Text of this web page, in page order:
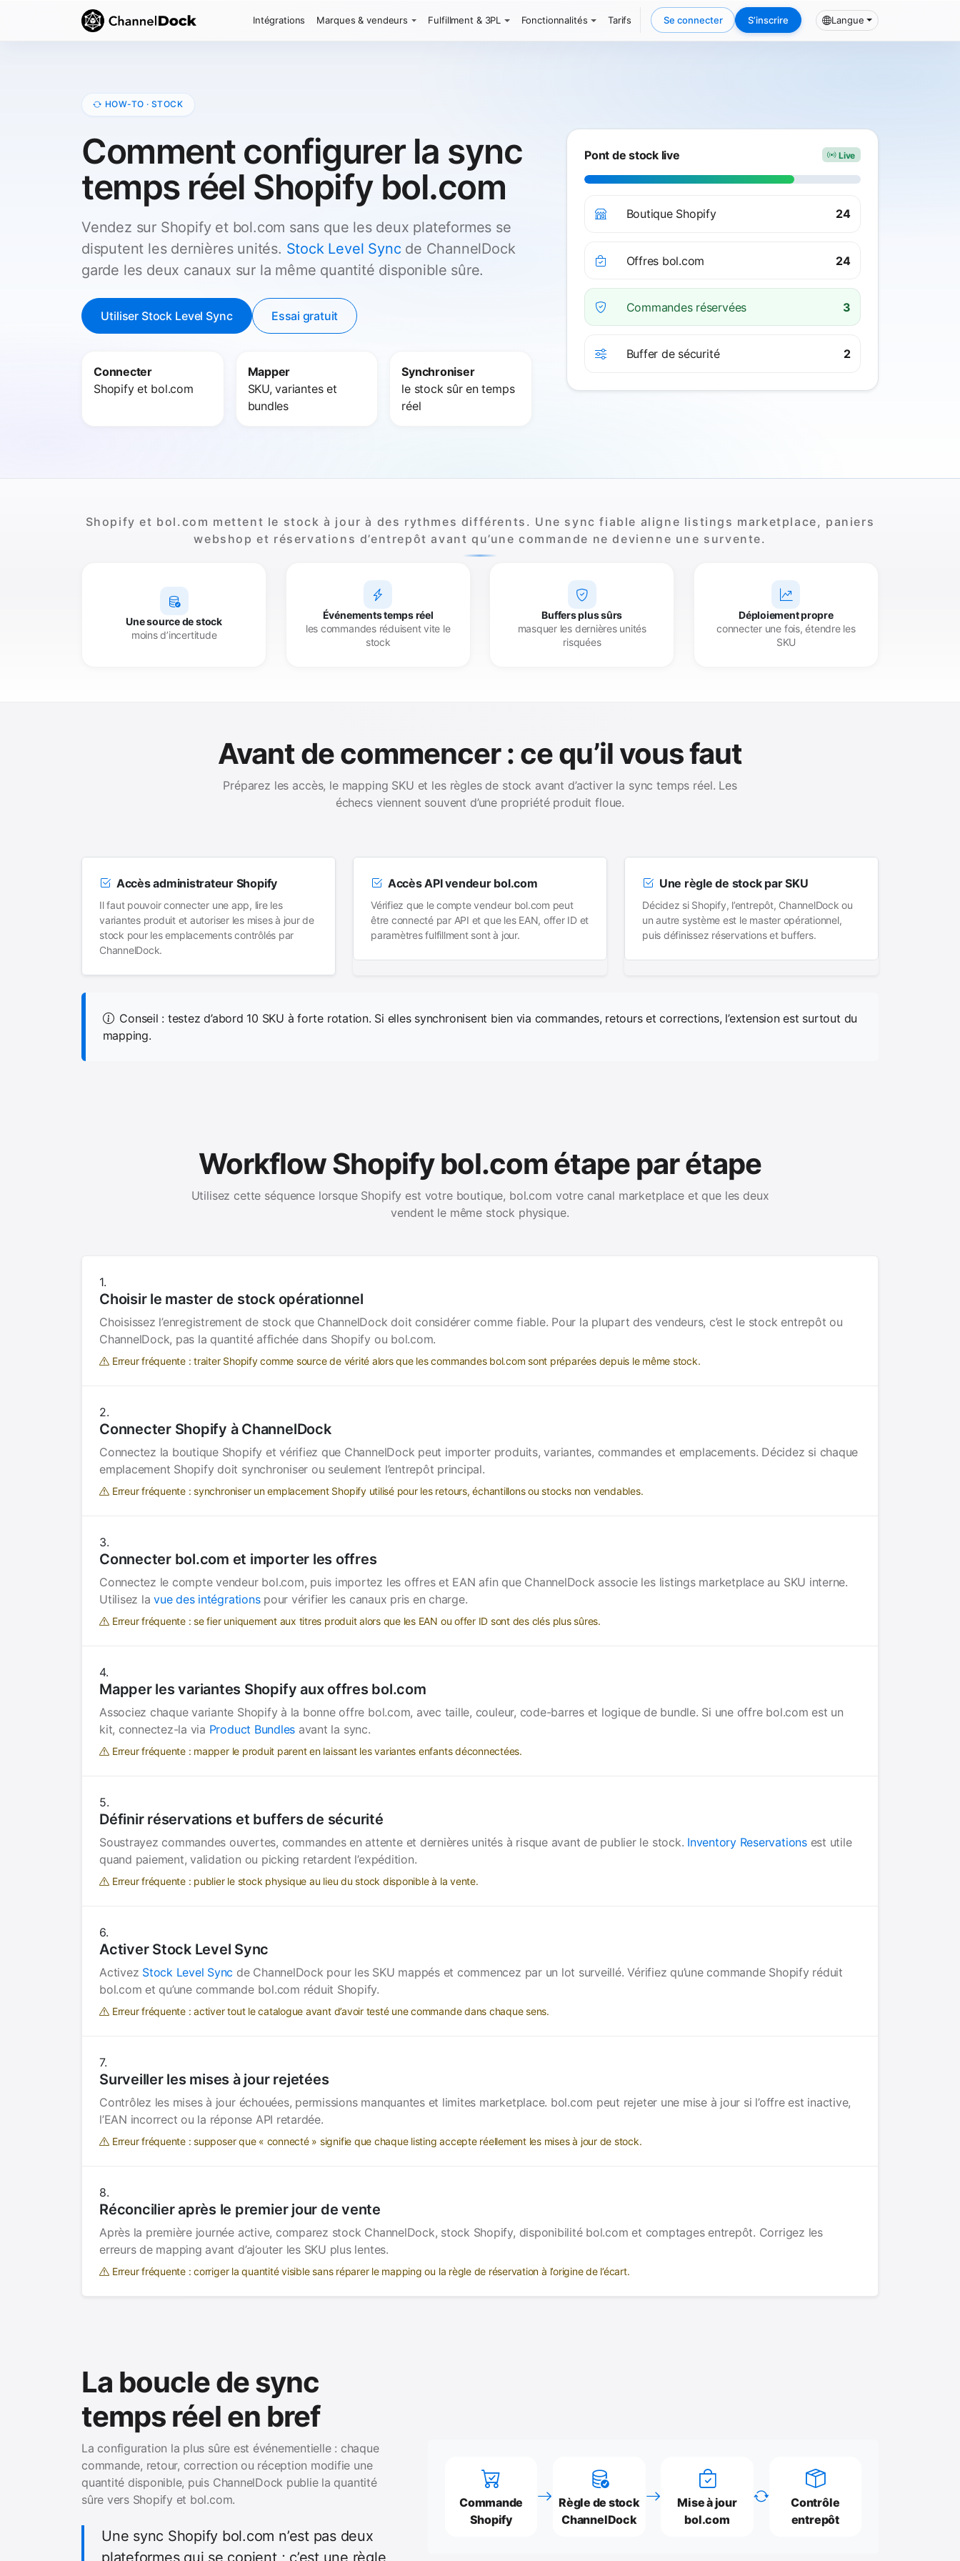
Intégrations Marques & vendeurs Fulfillment & 3PL Fonctionnalités Tarifs Se connecter S’inscrire Langue
HOW-TO · STOCK
Comment configurer la sync
temps réel Shopify bol.com
Vendez sur Shopify et bol.com sans que les deux plateformes se
disputent les dernières unités. Stock Level Sync de ChannelDock
garde les deux canaux sur la même quantité disponible sûre.
Utiliser Stock Level Sync Essai gratuit
Connecter
Shopify et bol.com
Mapper
SKU, variantes et
bundles
Synchroniser
le stock sûr en temps
réel
Pont de stock live Live
Boutique Shopify 24
Offres bol.com 24
Commandes réservées 3
Buffer de sécurité 2
Shopify et bol.com mettent le stock à jour à des rythmes différents. Une sync fiable aligne listings marketplace, paniers
webshop et réservations d’entrepôt avant qu’une commande ne devienne une survente.
Une source de stock
moins d’incertitude
Événements temps réel
les commandes réduisent vite le
stock
Buffers plus sûrs
masquer les dernières unités
risquées
Déploiement propre
connecter une fois, étendre les
SKU
Avant de commencer : ce qu’il vous faut
Préparez les accès, le mapping SKU et les règles de stock avant d’activer la sync temps réel. Les
échecs viennent souvent d’une propriété produit floue.
Accès administrateur Shopify
Il faut pouvoir connecter une app, lire les
variantes produit et autoriser les mises à jour de
stock pour les emplacements contrôlés par
ChannelDock.
Accès API vendeur bol.com
Vérifiez que le compte vendeur bol.com peut
être connecté par API et que les EAN, offer ID et
paramètres fulfillment sont à jour.
Une règle de stock par SKU
Décidez si Shopify, l’entrepôt, ChannelDock ou
un autre système est le master opérationnel,
puis définissez réservations et buffers.
Conseil : testez d’abord 10 SKU à forte rotation. Si elles synchronisent bien via commandes, retours et corrections, l’extension est surtout du
mapping.
Workflow Shopify bol.com étape par étape
Utilisez cette séquence lorsque Shopify est votre boutique, bol.com votre canal marketplace et que les deux
vendent le même stock physique.
Choisir le master de stock opérationnel
Choisissez l’enregistrement de stock que ChannelDock doit considérer comme fiable. Pour la plupart des vendeurs, c’est le stock entrepôt ou
ChannelDock, pas la quantité affichée dans Shopify ou bol.com.
Erreur fréquente : traiter Shopify comme source de vérité alors que les commandes bol.com sont préparées depuis le même stock.
Connecter Shopify à ChannelDock
Connectez la boutique Shopify et vérifiez que ChannelDock peut importer produits, variantes, commandes et emplacements. Décidez si chaque
emplacement Shopify doit synchroniser ou seulement l’entrepôt principal.
Erreur fréquente : synchroniser un emplacement Shopify utilisé pour les retours, échantillons ou stocks non vendables.
Connecter bol.com et importer les offres
Connectez le compte vendeur bol.com, puis importez les offres et EAN afin que ChannelDock associe les listings marketplace au SKU interne.
Utilisez lavue des intégrationspour vérifier les canaux pris en charge.
Erreur fréquente : se fier uniquement aux titres produit alors que les EAN ou offer ID sont des clés plus sûres.
Mapper les variantes Shopify aux offres bol.com
Associez chaque variante Shopify à la bonne offre bol.com, avec taille, couleur, code-barres et logique de bundle. Si une offre bol.com est un
kit, connectez-la via Product Bundles avant la sync.
Erreur fréquente : mapper le produit parent en laissant les variantes enfants déconnectées.
Définir réservations et buffers de sécurité
Soustrayez commandes ouvertes, commandes en attente et dernières unités à risque avant de publier le stock. Inventory Reservationsest utile
quand paiement, validation ou picking retardent l’expédition.
Erreur fréquente : publier le stock physique au lieu du stock disponible à la vente.
Activer Stock Level Sync
Activez Stock Level Sync de ChannelDock pour les SKU mappés et commencez par un lot surveillé. Vérifiez qu’une commande Shopify réduit
bol.com et qu’une commande bol.com réduit Shopify.
Erreur fréquente : activer tout le catalogue avant d’avoir testé une commande dans chaque sens.
Surveiller les mises à jour rejetées
Contrôlez les mises à jour échouées, permissions manquantes et limites marketplace. bol.com peut rejeter une mise à jour si l’offre est inactive,
l’EAN incorrect ou la réponse API retardée.
Erreur fréquente : supposer que « connecté » signifie que chaque listing accepte réellement les mises à jour de stock.
Réconcilier après le premier jour de vente
Après la première journée active, comparez stock ChannelDock, stock Shopify, disponibilité bol.com et comptages entrepôt. Corrigez les
erreurs de mapping avant d’ajouter les SKU plus lentes.
Erreur fréquente : corriger la quantité visible sans réparer le mapping ou la règle de réservation à l’origine de l’écart.
La boucle de sync
temps réel en bref
La configuration la plus sûre est événementielle : chaque
commande, retour, correction ou réception modifie une
quantité disponible, puis ChannelDock publie la quantité
sûre vers Shopify et bol.com.
Une sync Shopify bol.com n’est pas deux
plateformes qui se copient ; c’est une règle
Commande
Shopify
Règle de stock
ChannelDock
Mise à jour
bol.com
Contrôle
entrepôt